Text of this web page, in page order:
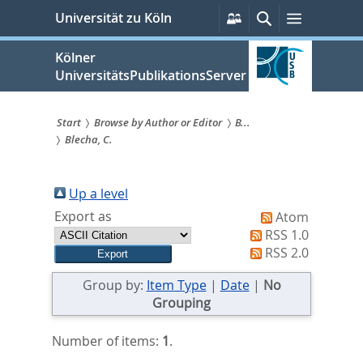
springen
Universität zu Köln
Persönliche
Services
SucheMenü
Kölner
UniversitätsPublikationsServer
Sie
sind
hier:
Start Browse by Author or Editor
B...
Blecha, C.
Up a level
Export as
Atom
RSS 1.0
RSS 2.0
Group by: Item Type| Date| No
Grouping
Number of items: 1.